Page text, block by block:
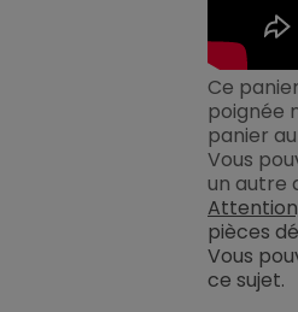
Ce
poignée
panier
Vous
un autre
pièces
Vous
ce sujet.